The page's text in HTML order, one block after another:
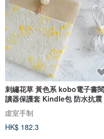
刺繡花草 黃色系 kobo電子書閱
讀器保護套 Kindle包 防水抗震
虛室手制
HK$ 182.3